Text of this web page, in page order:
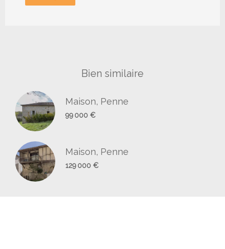
Bien similaire
Maison, Penne
99 000 €
Maison, Penne
129 000 €